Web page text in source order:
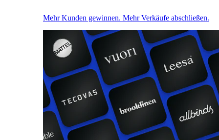
Mehr Kunden gewinnen. Mehr Verkäufe abschließen.